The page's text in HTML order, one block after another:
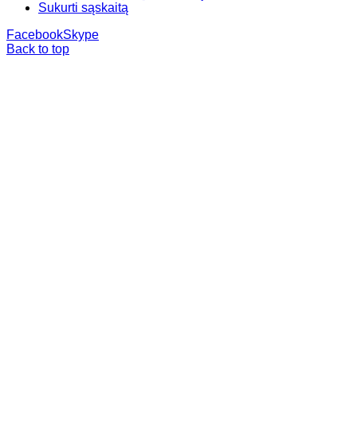
Sukurti sąskaitą
FacebookSkype
Back to top